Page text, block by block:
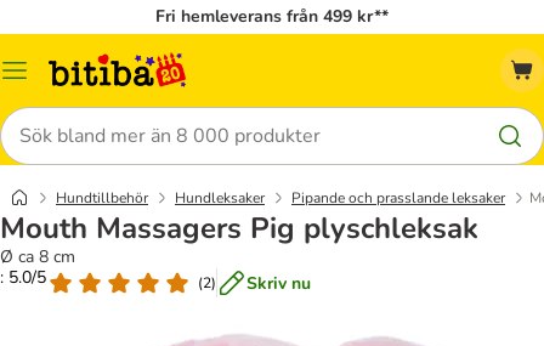
Fri hemleverans från 499 kr**
Meny
Sök
Hundtillbehör Hundleksaker Pipande och prasslande leksaker
Mouth Massagers Pig plyschleksak
Ø ca 8 cm
: 5.0/5
(2) Skriv nu